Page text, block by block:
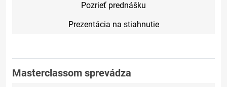
Pozrieť prednášku
Prezentácia na stiahnutie
Masterclassom sprevádza